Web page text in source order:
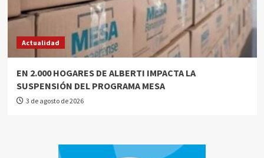
Actualidad
EN 2.000 HOGARES DE ALBERTI IMPACTA LA
SUSPENSIÓN DEL PROGRAMA MESA
3 de agosto de 2026